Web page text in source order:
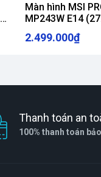
Màn hình MSI
MP243W E14 (27
inch/FHD/IPS/
2.499.000₫
Thanh toán an
100% thanh toán